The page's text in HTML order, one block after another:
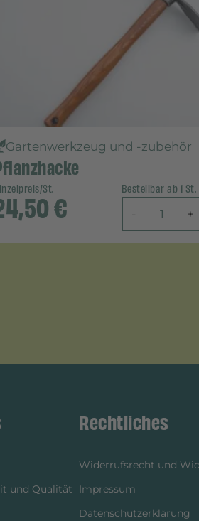
Gartenwerkzeug und -zubehör
St.
€
Bestellbar ab 1 St.
- +
und Qualität
Rechtliches
Widerrufsrecht und
Impressum
Datenschutzerklärung